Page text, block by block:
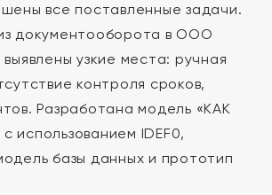
все поставленные задачи.
документооборота в ООО
узкие места: ручная
контроля сроков,
Разработана модель «КАК
IDEF0,
базы данных и прототип